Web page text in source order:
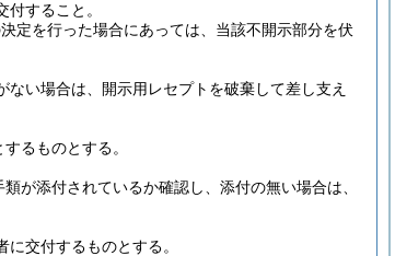
すること。
定を行った場合にあっては、当該不開示部分を伏
ない場合は、開示用レセプトを破棄して差し支え
るものとする。
が添付されているか確認し、添付の無い場合は、
交付するものとする。